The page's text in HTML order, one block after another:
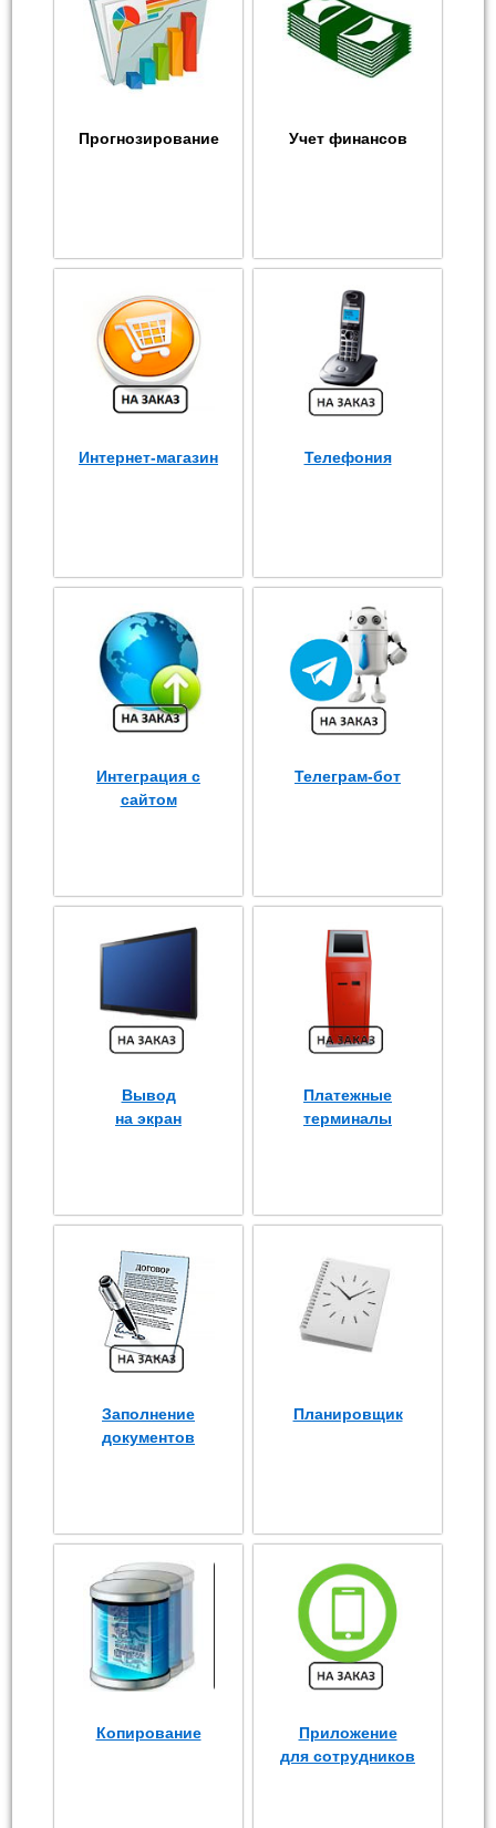
Прогнозирование Учет финансов
Интернет-магазин Телефония
Интеграция с
сайтом
Телеграм-бот
Вывод
на экран
Платежные
терминалы
Заполнение
документов
Планировщик
Копирование
Приложение
для сотрудников